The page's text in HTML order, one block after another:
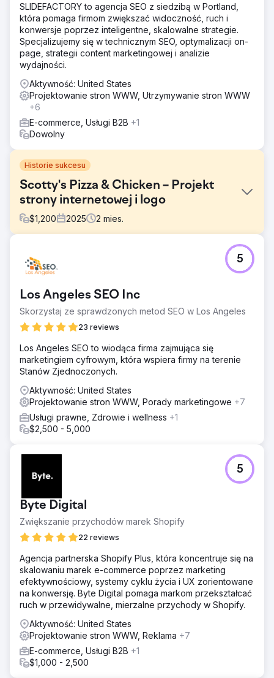
SLIDEFACTORY to agencja SEO z siedzibą w Portland,
która pomaga firmom zwiększać widoczność, ruch i
konwersje poprzez inteligentne, skalowalne strategie.
Specjalizujemy się w technicznym SEO, optymalizacji on-
page, strategii content marketingowej i analizie
wydajności.
Aktywność: United States
Projektowanie stron WWW, Utrzymywanie stron WWW
+6
E-commerce, Usługi B2B +1
Dowolny
Historie sukcesu
Scotty's Pizza & Chicken – Projekt
strony internetowej i logo
$1,200 2025 2 mies.
Klient zlecił mi stworzenie trzeciego projektu i uczynienie
go bardzo nowoczesnym. Potrzebowali również nowego
korzystając z platformy Zurb's Foundation i własnego,
spersonalizowanego motywu WordPress. Ich logo w
tamtym czasie nawiązywało do późnych lat 90., było
bardzo szczegółowe.
Rozwiązanie
Znalazłem nowoczesny motyw dla pizzerii, który klient
zaakceptował. Zaprojektowałem również ich logo z
prostym, nowoczesnym akcentem, który idealnie pasuje
do obrazu w formacie 1:1.
Wyniki
Spersonalizowana strona internetowa, która ich
logo – wiśniowoczerwonego Chevroleta Bel Air z 1957
roku. Znalazłem wektorową kopię tego samochodu,
pasował do jego menu, i otoczyłem nazwą jego firmy
zaokrąglonym tekstem. Spodobało mu się to tak bardzo,
że używa go na swoich materiałach piśmienniczych
(kopertach, etykietach, naklejkach), reklamach
billboardowych, reklamach internetowych, reklamach
drukowanych, a nawet na spersonalizowanej naklejce
magnetycznej do swojego wózka golfowego.
Przejdź do strony agencji
Los Angeles SEO Inc
Skorzystaj ze sprawdzonych metod SEO w Los Angeles
23 reviews
5
Los Angeles SEO to wiodąca firma zajmująca się
marketingiem cyfrowym, która wspiera firmy na terenie
Stanów Zjednoczonych.
Aktywność: United States
Projektowanie stron WWW, Porady marketingowe +7
Usługi prawne, Zdrowie i wellness +1
$2,500 - 5,000
Byte Digital
Zwiększanie przychodów marek Shopify
22 reviews
5
Agencja partnerska Shopify Plus, która koncentruje się na
skalowaniu marek e-commerce poprzez marketing
efektywnościowy, systemy cyklu życia i UX zorientowane
na konwersję. Byte Digital pomaga markom przekształcać
ruch w przewidywalne, mierzalne przychody w Shopify.
Aktywność: United States
Projektowanie stron WWW, Reklama +7
E-commerce, Usługi B2B +1
$1,000 - 2,500